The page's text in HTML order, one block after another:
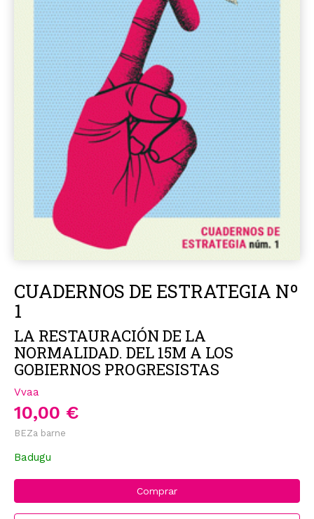
CUADERNOS DE ESTRATEGIA Nº
1
LA RESTAURACIÓN DE LA
NORMALIDAD. DEL 15M A LOS
GOBIERNOS PROGRESISTAS
Vvaa
10,00 €
BEZa barne
Badugu
Comprar